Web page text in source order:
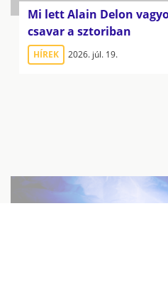
Mi lett Alain Delon
csavar a sztoriban
HÍREK 2026. júl. 19.